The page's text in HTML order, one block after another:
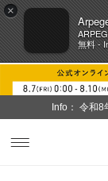
×
無料 -
Info： 令和8